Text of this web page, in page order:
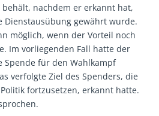
nachdem er erkannt hat,
Dienstausübung gewährt wurde.
möglich, wenn der Vorteil noch
Im vorliegenden Fall hatte der
Spende für den Wahlkampf
verfolgte Ziel des Spenders, die
fortzusetzen, erkannt hatte.